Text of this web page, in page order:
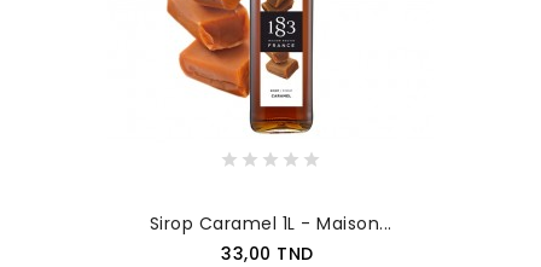
Sirop Caramel 1L - Maison...
Prix
33,00 TND